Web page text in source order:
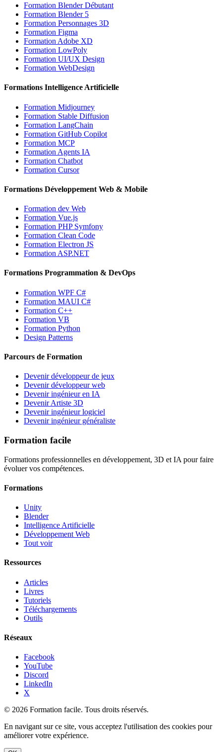
Formation Blender Débutant
Formation Blender 5
Formation Personnages 3D
Formation Figma
Formation Adobe XD
Formation LowPoly
Formation UI/UX Design
Formation WebDesign
Formations Intelligence Artificielle
Formation Midjourney
Formation Stable Diffusion
Formation LangChain
Formation GitHub Copilot
Formation MCP
Formation Agents IA
Formation Chatbot
Formation Cursor
Formations Développement Web & Mobile
Formation dev Web
Formation Vue.js
Formation PHP Symfony
Formation Clean Code
Formation Electron JS
Formation ASP.NET
Formations Programmation & DevOps
Formation WPF C#
Formation MAUI C#
Formation C++
Formation VB
Formation Python
Design Patterns
Parcours de Formation
Devenir développeur de jeux
Devenir développeur web
Devenir ingénieur en IA
Devenir Artiste 3D
Devenir ingénieur logiciel
Devenir ingénieur généraliste
Formation facile
Formations professionnelles en développement, 3D et IA pour faire
évoluer vos compétences.
Formations
Unity
Blender
Intelligence Artificielle
Développement Web
Tout voir
Ressources
Articles
Livres
Tutoriels
Téléchargements
Outils
Réseaux
Facebook
YouTube
Discord
LinkedIn
X
© 2026 Formation facile. Tous droits réservés.
En navigant sur ce site, vous acceptez l'utilisation des cookies pour
améliorer votre expérience.